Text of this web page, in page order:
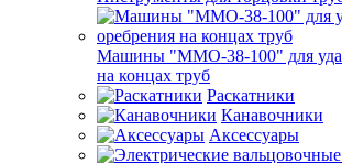
Машины "ММО-38-100" для
на концах труб
Раскатники
Канавочники
Аксессуары